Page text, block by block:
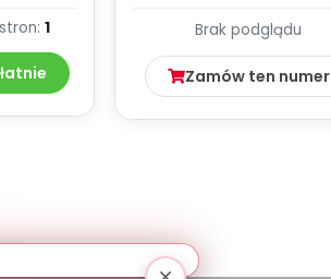
stron: 1 Brak podglądu
Zamów ten numer